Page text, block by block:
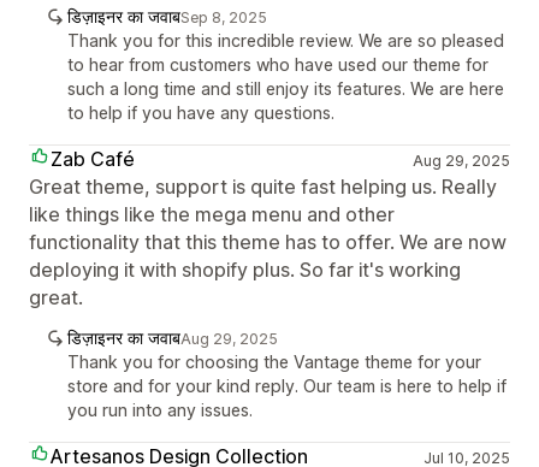
डिज़ाइनर का जवाबSep 8, 2025
Thank you for this incredible review. We are so pleased
to hear from customers who have used our theme for
such a long time and still enjoy its features. We are here
to help if you have any questions.
Zab Café Aug 29, 2025
Great theme, support is quite fast helping us. Really
like things like the mega menu and other
functionality that this theme has to offer. We are now
deploying it with shopify plus. So far it's working
great.
डिज़ाइनर का जवाबAug 29, 2025
Thank you for choosing the Vantage theme for your
store and for your kind reply. Our team is here to help if
you run into any issues.
Artesanos Design Collection Jul 10, 2025